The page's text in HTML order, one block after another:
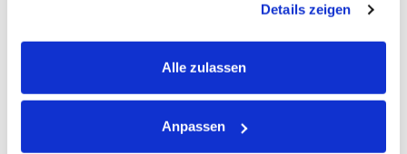
Details zeigen
Alle zulassen
Anpassen
inkl. MwSt.